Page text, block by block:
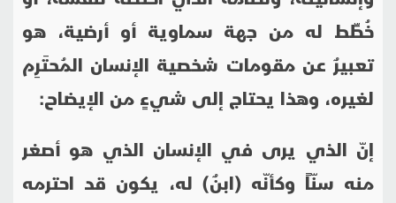
خُطِّط له من جهة سماوية أو أرضية، هو
تعبيرٌ عن مقومات شخصية الإنسان المُحتَرِم
لغيره، وهذا يحتاج إلى شيءٍ من الإيضاح:
إنّ الذي يرى في الإنسان الذي هو أصغر
منه سنّاً وكأنّه (ابنٌ) له، يكون قد احترمه